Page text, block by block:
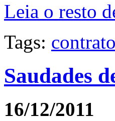
Leia o resto
Tags:
Saudades
16/12/2011